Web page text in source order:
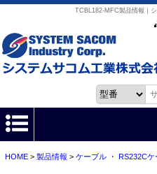
TCBL182-MFC製品情報｜
HOME> 製品情報 > ケーブル・ RS232Cケ